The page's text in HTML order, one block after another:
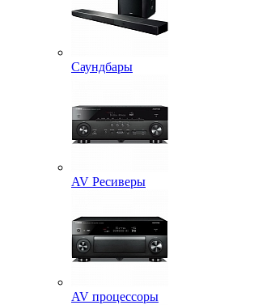
Саундбары
AV Ресиверы
AV процессоры